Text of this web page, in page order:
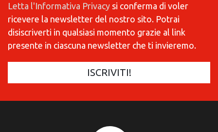
Letta l'Informativa Privacy si conferma di voler
ricevere la newsletter del nostro sito. Potrai
disiscriverti in qualsiasi momento grazie al link
presente in ciascuna newsletter che ti invieremo.